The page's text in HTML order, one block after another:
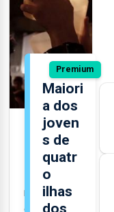
Premium
Maiori
a dos
joven
s de
quatr
o
ilhas
dos
Primeiro
inquérito
regional
com dados